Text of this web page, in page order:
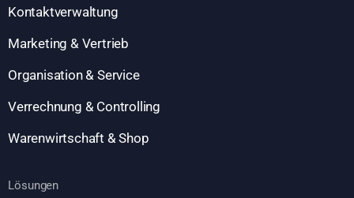
Kontaktverwaltung
Marketing & Vertrieb
Organisation & Service
Verrechnung & Controlling
Warenwirtschaft & Shop
Lösungen